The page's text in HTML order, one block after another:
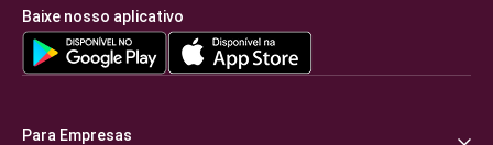
Baixe nosso aplicativo
Para Empresas